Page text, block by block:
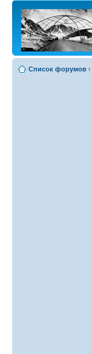
Список форумов ‹